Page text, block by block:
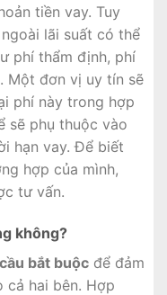
tiền vay. Tuy
lãi suất có thể
phí thẩm định, phí
Một đơn vị uy tín sẽ
phí này trong hợp
sẽ phụ thuộc vào
hạn vay. Để biết
hợp của mình,
tư vấn.
không?
bắt buộc để đảm
cả hai bên. Hợp